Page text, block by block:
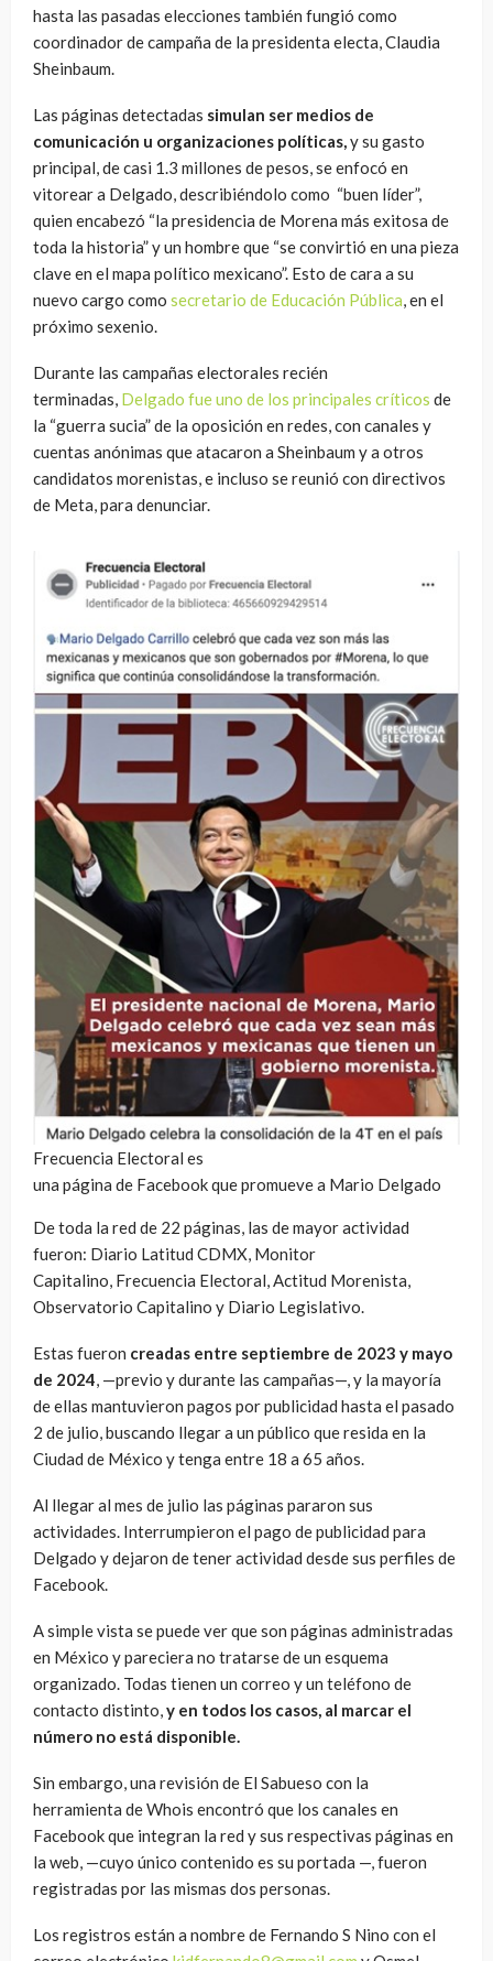
hasta las pasadas elecciones también fungió como
coordinador de campaña de la presidenta electa, Claudia
Sheinbaum.
Las páginas detectadas simulan ser medios de
comunicación u organizaciones políticas,y su gasto
principal, de casi 1.3 millones de pesos, se enfocó en
vitorear a Delgado, describiéndolo como “buen líder”,
quien encabezó “la presidencia de Morena más exitosa de
toda la historia” y un hombre que “se convirtió en una pieza
clave en el mapa político mexicano”. Esto de cara a su
nuevo cargo como secretario de Educación Pública, en el
próximo sexenio.
Durante las campañas electorales recién
terminadas, Delgado fue uno de los principales críticos de
la “guerra sucia” de la oposición en redes, con canales y
cuentas anónimas que atacaron a Sheinbaum y a otros
candidatos morenistas, e incluso se reunió con directivos
de Meta, para denunciar.
Frecuencia Electoral es
una página de Facebook que promueve a Mario Delgado
De toda la red de 22 páginas, las de mayor actividad
fueron: Diario Latitud CDMX, Monitor
Capitalino, Frecuencia Electoral, Actitud Morenista,
Observatorio Capitalino y Diario Legislativo.
Estas fueron creadas entre septiembre de 2023 y mayo
de 2024, —previo y durante las campañas—, y la mayoría
de ellas mantuvieron pagos por publicidad hasta el pasado
2 de julio, buscando llegar a un público que resida en la
Ciudad de México y tenga entre 18 a 65 años.
Al llegar al mes de julio las páginas pararon sus
actividades. Interrumpieron el pago de publicidad para
Delgado y dejaron de tener actividad desde sus perfiles de
Facebook.
A simple vista se puede ver que son páginas administradas
en México y pareciera no tratarse de un esquema
organizado. Todas tienen un correo y un teléfono de
contacto distinto,y en todos los casos, al marcar el
número no está disponible.
Sin embargo, una revisión de El Sabueso con la
herramienta de Whois encontró que los canales en
Facebook que integran la red y sus respectivas páginas en
la web, —cuyo único contenido es su portada —, fueron
registradas por las mismas dos personas.
Los registros están a nombre de Fernando S Nino con el